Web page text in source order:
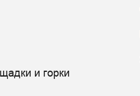
и горки